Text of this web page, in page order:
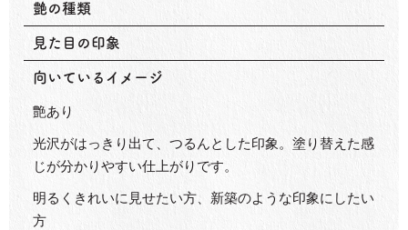
艶の種類
見た目の印象
向いているイメージ
艶あり
光沢がはっきり出て、つるんとした印象。塗り替えた感
じが分かりやすい仕上がりです。
明るくきれいに見せたい方、新築のような印象にしたい
方